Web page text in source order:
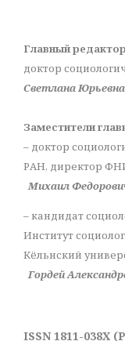
Главный редактор
доктор
Светлана
Заместители
– доктор
РАН, директор
Михаил
– кандидат
Институт
Кёльнский
Гордей
ISSN 1811-038X